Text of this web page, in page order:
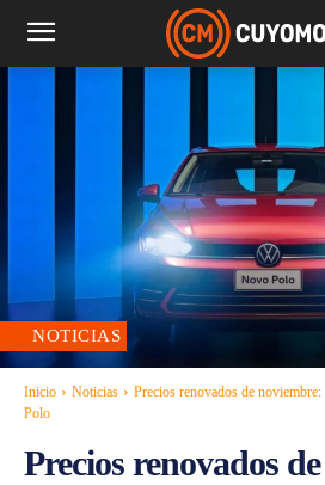
NOTICIAS
Inicio Noticias
Precios renovados de
Polo
Precios renovados